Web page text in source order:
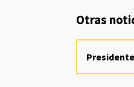
Otras